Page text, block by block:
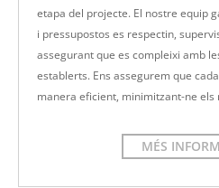
etapa del projecte. El nostre equip
i pressupostos es respectin,
assegurant que es compleixi amb
establerts. Ens assegurem que
manera eficient, minimitzant-ne
MÉS